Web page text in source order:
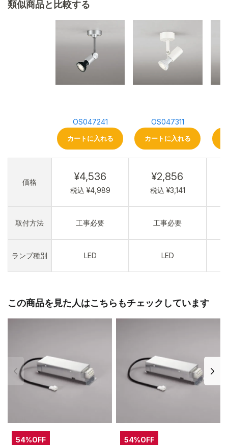
類似商品と比較する
価格
取付方法
ランプ種別
OS047241
カートに入れる
¥4,536
税込 ¥4,989
工事必要
LED
OS047311
カートに入れる
¥2,856
税込 ¥3,141
工事必要
LED
この商品を見た人はこちらもチェックしています
54%OFF 54%OFF